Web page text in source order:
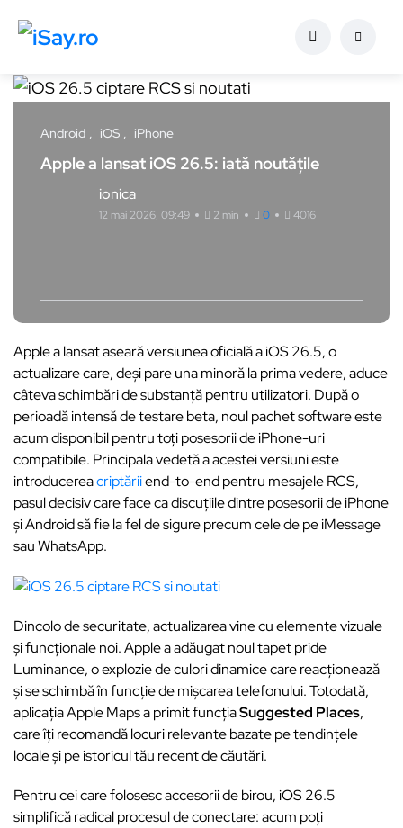
Android iOS iPhone
Apple a lansat iOS 26.5: iată noutățile
ionica
12 mai 2026, 09:49 2 min 0 4016
Apple a lansat aseară versiunea oficială a iOS 26.5, o
actualizare care, deși pare una minoră la prima vedere, aduce
câteva schimbări de substanță pentru utilizatori. După o
perioadă intensă de testare beta, noul pachet software este
acum disponibil pentru toți posesorii de iPhone-uri
compatibile. Principala vedetă a acestei versiuni este
introducereacriptăriiend-to-end pentru mesajele RCS,
pasul decisiv care face ca discuțiile dintre posesorii de iPhone
și Android să fie la fel de sigure precum cele de pe iMessage
sau WhatsApp.
Dincolo de securitate, actualizarea vine cu elemente vizuale
și funcționale noi. Apple a adăugat noul tapet pride
Luminance, o explozie de culori dinamice care reacționează
și se schimbă în funcție de mișcarea telefonului. Totodată,
aplicația Apple Maps a primit funcțiaSuggested Places,
care îți recomandă locuri relevante bazate pe tendințele
locale și pe istoricul tău recent de căutări.
Pentru cei care folosesc accesorii de birou, iOS 26.5
simplifică radical procesul de conectare: acum poți